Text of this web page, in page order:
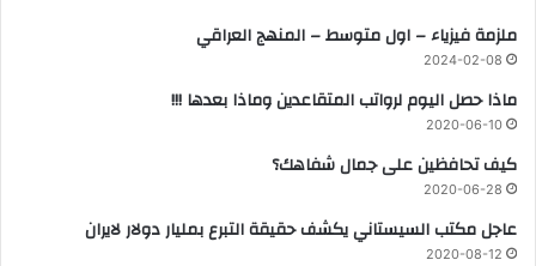
ملزمة فيزياء – اول متوسط – المنهج العراقي
2024-02-08
ماذا حصل اليوم لرواتب المتقاعدين وماذا بعدها !!!
2020-06-10
كيف تحافظين على جمال شفاهك؟
2020-06-28
عاجل مكتب السيستاني يكشف حقيقة التبرع بمليار دولار لايران
2020-08-12